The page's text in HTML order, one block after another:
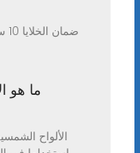
ما هو
الألواح